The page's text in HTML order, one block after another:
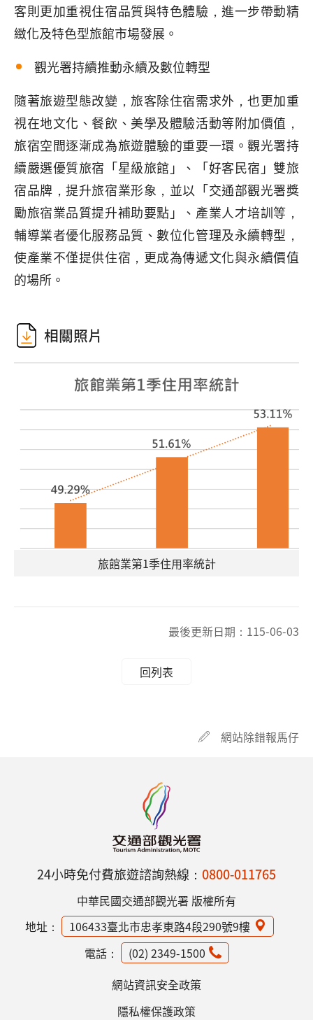
客則更加重視住宿品質與特色體驗，進一步帶動精
緻化及特色型旅館市場發展。
觀光署持續推動永續及數位轉型
隨著旅遊型態改變，旅客除住宿需求外，也更加重
視在地文化、餐飲、美學及體驗活動等附加價值，
旅宿空間逐漸成為旅遊體驗的重要一環。觀光署持
續嚴選優質旅宿「星級旅館」、「好客民宿」雙旅
宿品牌，提升旅宿業形象，並以「交通部觀光署獎
勵旅宿業品質提升補助要點」、產業人才培訓等，
輔導業者優化服務品質、數位化管理及永續轉型，
使產業不僅提供住宿，更成為傳遞文化與永續價值
的場所。
相關照片
旅館業第1季住用率統計
最後更新日期： 115-06-03
回列表
網站除錯報馬仔
24小時免付費旅遊諮詢熱線： 0800-011765
中華民國交通部觀光署 版權所有
地址：
106433臺北市忠孝東路4段290號9樓
電話：
(02) 2349-1500
網站資訊安全政策
隱私權保護政策